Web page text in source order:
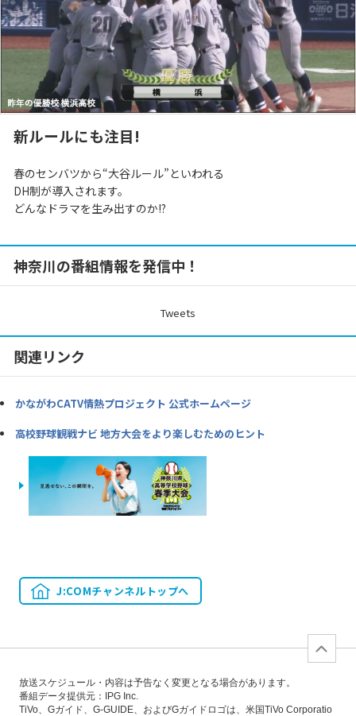
新ルールにも注目!
春のセンバツから“大谷ルール”といわれる
DH制が導入されます。
どんなドラマを生み出すのか!?
神奈川の番組情報を発信中！
Tweets
関連リンク
かながわCATV情熱プロジェクト 公式ホームページ
高校野球観戦ナビ 地方大会をより楽しむためのヒント
J:COMチャンネルトップへ
放送スケジュール・内容は予告なく変更となる場合があります。
番組データ提供元：IPG Inc.
TiVo、Gガイド、G-GUIDE、およびGガイドロゴは、米国TiVo Corporatio